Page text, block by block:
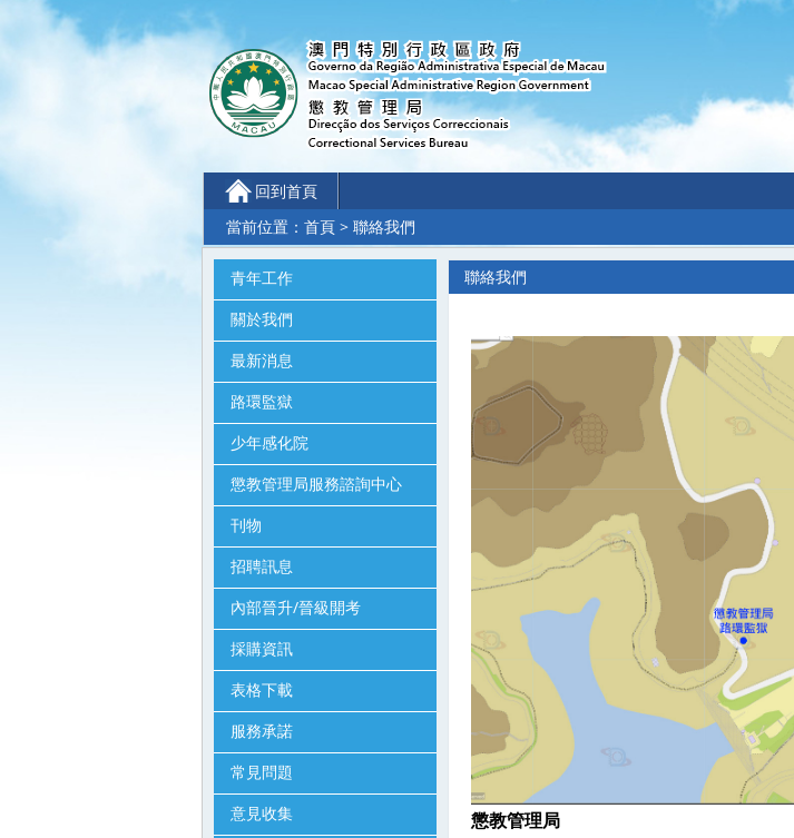
回到首頁
當前位置： 首頁 > 聯絡我們
青年工作
關於我們
最新消息
路環監獄
少年感化院
懲教管理局服務諮詢中心
刊物
招聘訊息
內部晉升/晉級開考
採購資訊
表格下載
服務承諾
常見問題
意見收集
聯絡我們
懲教管理局